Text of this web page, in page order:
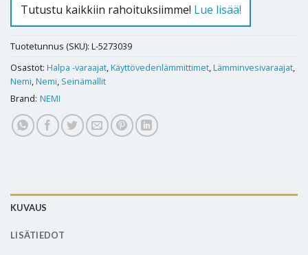
Tutustu kaikkiin rahoituksiimme! Lue lisää!
Tuotetunnus (SKU): L-5273039
Osastot: Halpa -varaajat,Käyttövedenlämmittimet,Lämminvesivaraajat,
Nemi,Nemi, Seinämallit
Brand: NEMI
KUVAUS
LISÄTIEDOT